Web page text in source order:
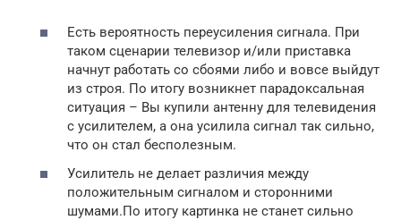
Есть вероятность переусиления сигнала. При
таком сценарии телевизор и/или приставка
начнут работать со сбоями либо и вовсе выйдут
из строя. По итогу возникнет парадоксальная
ситуация – Вы купили антенну для телевидения
с усилителем, а она усилила сигнал так сильно,
что он стал бесполезным.
Усилитель не делает различия между
положительным сигналом и сторонними
шумами.По итогу картинка не станет сильно